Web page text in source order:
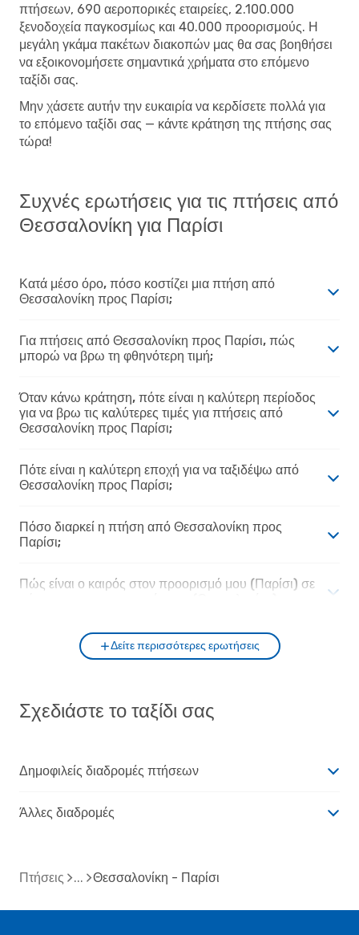
πτήσεων, 690 αεροπορικές εταιρείες, 2.100.000
ξενοδοχεία παγκοσμίως και 40.000 προορισμούς. Η
μεγάλη γκάμα πακέτων διακοπών μας θα σας βοηθήσει
να εξοικονομήσετε σημαντικά χρήματα στο επόμενο
ταξίδι σας.
Μην χάσετε αυτήν την ευκαιρία να κερδίσετε πολλά για
το επόμενο ταξίδι σας — κάντε κράτηση της πτήσης σας
τώρα!
Συχνές ερωτήσεις για τις πτήσεις από
Θεσσαλονίκη για Παρίσι
Κατά μέσο όρο, πόσο κοστίζει μια πτήση από
Θεσσαλονίκη προς Παρίσι;
Για πτήσεις από Θεσσαλονίκη προς Παρίσι, πώς
μπορώ να βρω τη φθηνότερη τιμή;
Όταν κάνω κράτηση, πότε είναι η καλύτερη περίοδος
για να βρω τις καλύτερες τιμές για πτήσεις από
Θεσσαλονίκη προς Παρίσι;
Πότε είναι η καλύτερη εποχή για να ταξιδέψω από
Θεσσαλονίκη προς Παρίσι;
Πόσο διαρκεί η πτήση από Θεσσαλονίκη προς
Παρίσι;
Πώς είναι ο καιρός στον προορισμό μου (Παρίσι) σε
Δείτε περισσότερες ερωτήσεις
Σχεδιάστε το ταξίδι σας
Δημοφιλείς διαδρομές πτήσεων
Άλλες διαδρομές
Πτήσεις Θεσσαλονίκη - Παρίσι